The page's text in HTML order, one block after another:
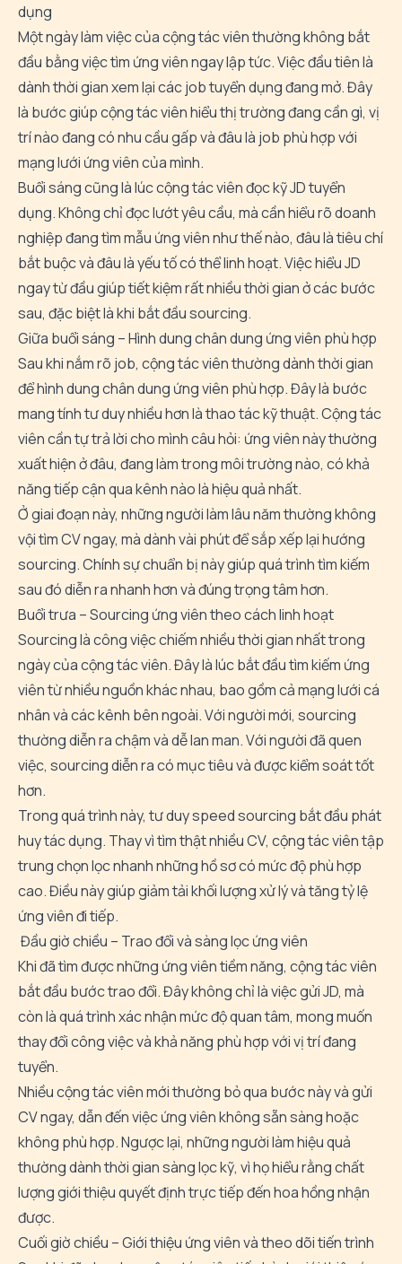
dụng
Một ngày làm việc của cộng tác viên thường không bắt
đầu bằng việc tìm ứng viên ngay lập tức. Việc đầu tiên là
dành thời gian xem lại các job tuyển dụng đang mở. Đây
là bước giúp cộng tác viên hiểu thị trường đang cần gì, vị
trí nào đang có nhu cầu gấp và đâu là job phù hợp với
mạng lưới ứng viên của mình.
Buổi sáng cũng là lúc cộng tác viên đọc kỹ JD tuyển
dụng. Không chỉ đọc lướt yêu cầu, mà cần hiểu rõ doanh
nghiệp đang tìm mẫu ứng viên như thế nào, đâu là tiêu chí
bắt buộc và đâu là yếu tố có thể linh hoạt. Việc hiểu JD
ngay từ đầu giúp tiết kiệm rất nhiều thời gian ở các bước
sau, đặc biệt là khi bắt đầu sourcing.
Giữa buổi sáng – Hình dung chân dung ứng viên phù hợp
Sau khi nắm rõ job, cộng tác viên thường dành thời gian
để hình dung chân dung ứng viên phù hợp. Đây là bước
mang tính tư duy nhiều hơn là thao tác kỹ thuật. Cộng tác
viên cần tự trả lời cho mình câu hỏi: ứng viên này thường
xuất hiện ở đâu, đang làm trong môi trường nào, có khả
năng tiếp cận qua kênh nào là hiệu quả nhất.
Ở giai đoạn này, những người làm lâu năm thường không
vội tìm CV ngay, mà dành vài phút để sắp xếp lại hướng
sourcing. Chính sự chuẩn bị này giúp quá trình tìm kiếm
sau đó diễn ra nhanh hơn và đúng trọng tâm hơn.
Buổi trưa – Sourcing ứng viên theo cách linh hoạt
Sourcing là công việc chiếm nhiều thời gian nhất trong
ngày của cộng tác viên. Đây là lúc bắt đầu tìm kiếm ứng
viên từ nhiều nguồn khác nhau, bao gồm cả mạng lưới cá
nhân và các kênh bên ngoài. Với người mới, sourcing
thường diễn ra chậm và dễ lan man. Với người đã quen
việc, sourcing diễn ra có mục tiêu và được kiểm soát tốt
hơn.
Trong quá trình này, tư duy speed sourcing bắt đầu phát
huy tác dụng. Thay vì tìm thật nhiều CV, cộng tác viên tập
trung chọn lọc nhanh những hồ sơ có mức độ phù hợp
cao. Điều này giúp giảm tải khối lượng xử lý và tăng tỷ lệ
ứng viên đi tiếp.
Đầu giờ chiều – Trao đổi và sàng lọc ứng viên
Khi đã tìm được những ứng viên tiềm năng, cộng tác viên
bắt đầu bước trao đổi. Đây không chỉ là việc gửi JD, mà
còn là quá trình xác nhận mức độ quan tâm, mong muốn
thay đổi công việc và khả năng phù hợp với vị trí đang
tuyển.
Nhiều cộng tác viên mới thường bỏ qua bước này và gửi
CV ngay, dẫn đến việc ứng viên không sẵn sàng hoặc
không phù hợp. Ngược lại, những người làm hiệu quả
thường dành thời gian sàng lọc kỹ, vì họ hiểu rằng chất
lượng giới thiệu quyết định trực tiếp đến hoa hồng nhận
được.
Cuối giờ chiều – Giới thiệu ứng viên và theo dõi tiến trình